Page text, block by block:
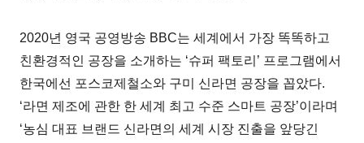
2020년 영국 공영방송 BBC는 세계에서 가장 똑똑하고
친환경적인 공장을 소개하는 ‘슈퍼 팩토리’ 프로그램에서
한국에선 포스코제철소와 구미 신라면 공장을 꼽았다.
‘라면 제조에 관한 한 세계 최고 수준 스마트 공장’이라며
‘농심 대표 브랜드 신라면의 세계 시장 진출을 앞당긴